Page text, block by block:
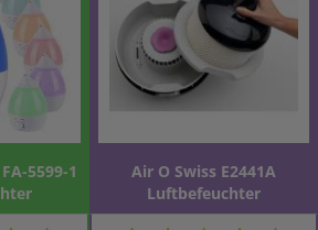
5599-1
Air O Swiss E2441A
Luftbefeuchter